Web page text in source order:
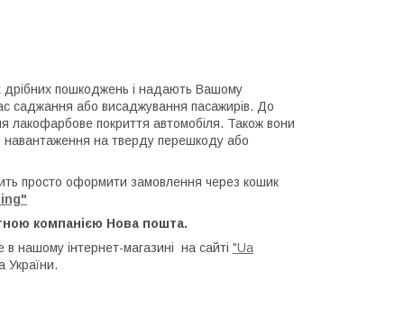
дрібних пошкоджень і надають Вашому
саджання або висаджування пасажирів. До
лакофарбове покриття автомобіля. Також вони
навантаження на тверду перешкоду або
просто оформити замовлення через кошик
компанією Нова пошта.
нашому інтернет-магазині на сайті "Ua
України.